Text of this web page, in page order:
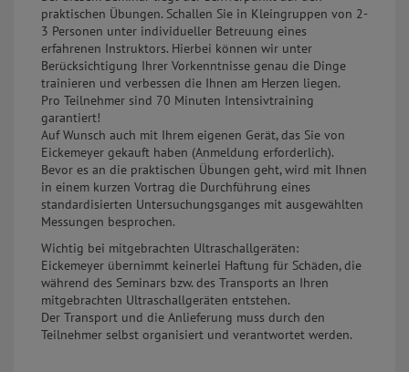
praktischen Übungen. Schallen Sie in Kleingruppen von 2-
3 Personen unter individueller Betreuung eines
erfahrenen Instruktors. Hierbei können wir unter
Berücksichtigung Ihrer Vorkenntnisse genau die Dinge
trainieren und verbessen die Ihnen am Herzen liegen.
Pro Teilnehmer sind 70 Minuten Intensivtraining
garantiert!
Auf Wunsch auch mit Ihrem eigenen Gerät, das Sie von
Eickemeyer gekauft haben (Anmeldung erforderlich).
Bevor es an die praktischen Übungen geht, wird mit Ihnen
in einem kurzen Vortrag die Durchführung eines
standardisierten Untersuchungsganges mit ausgewählten
Messungen besprochen.
Wichtig bei mitgebrachten Ultraschallgeräten:
Eickemeyer übernimmt keinerlei Haftung für Schäden, die
während des Seminars bzw. des Transports an Ihren
mitgebrachten Ultraschallgeräten entstehen.
Der Transport und die Anlieferung muss durch den
Teilnehmer selbst organisiert und verantwortet werden.